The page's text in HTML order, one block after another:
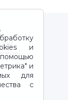
и
и
для
с